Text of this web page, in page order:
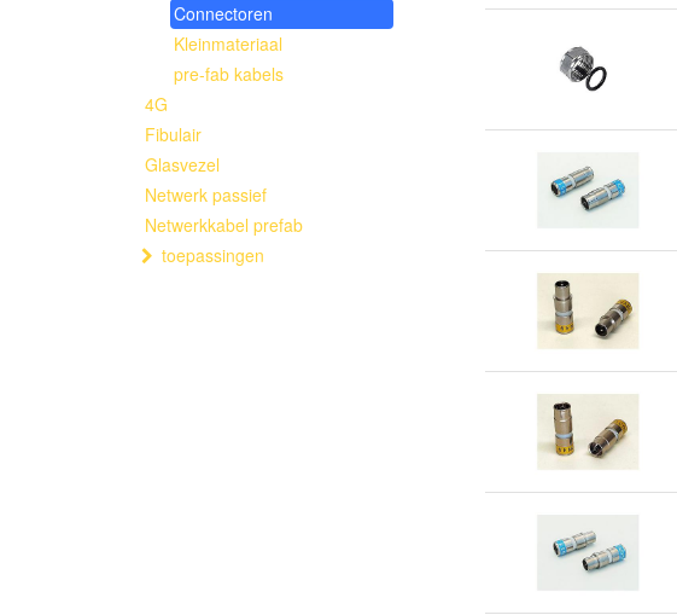
Connectoren
Kleinmateriaal
pre-fab kabels
4G
Fibulair
Glasvezel
Netwerk passief
Netwerkkabel prefab
toepassingen